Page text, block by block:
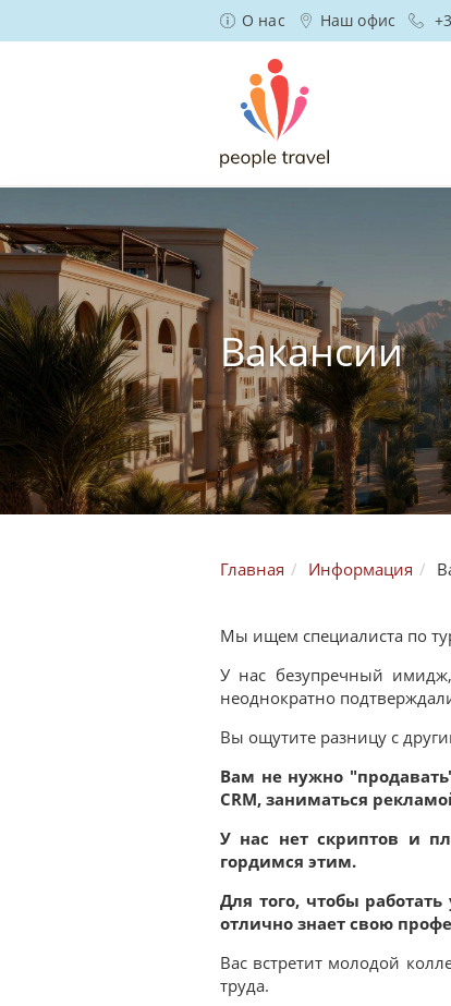
О нас Наш офис
Вакансии
Главная Информация
Мы ищем специалиста по
У нас безупречный
неоднократно
Вы ощутите разницу с
Вам не нужно
CRM, заниматься
У нас нет скриптов и
гордимся этим.
Для того, чтобы
отлично знает свою
Вас встретит молодой
труда.